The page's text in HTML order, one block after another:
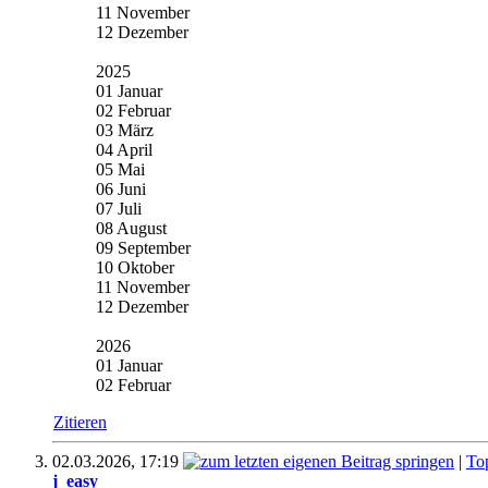
11 November
12 Dezember
2025
01 Januar
02 Februar
03 März
04 April
05 Mai
06 Juni
07 Juli
08 August
09 September
10 Oktober
11 November
12 Dezember
2026
01 Januar
02 Februar
Zitieren
02.03.2026, 17:19 |
j_easy